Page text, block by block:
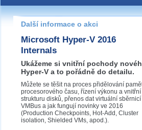
Pokud máte jakýkoliv dotaz na
prosím neváhejte nás
praha@wug.cz
Další informace o akci
Microsoft Hyper-V 2016
Internals
Ukážeme si vnitřní pochody
Hyper-V a to pořádně do detailu.
Můžete se těšit na proces přidělování
procesorového času, řízení výkonu a vnitřní
strukturu disků, přenos dat virtuální sběrnicí
VMBus a jak fungují novinky ve 2016
(Production Checkpoints, Hot-Add, Cluster
isolation, Shielded VMs, apod.).